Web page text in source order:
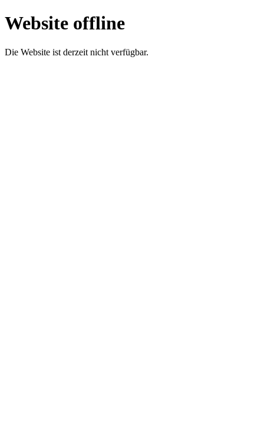
Website offline
Die Website ist derzeit nicht verfügbar.